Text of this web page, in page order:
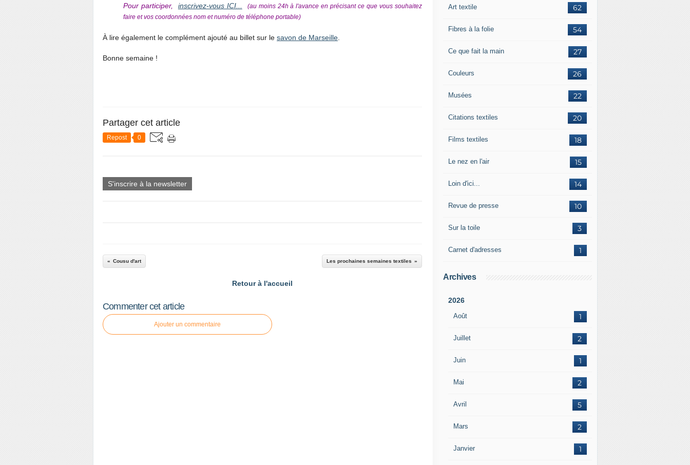
Pour participer, inscrivez-vous ICI...
(au moins 24h à l'avance en précisant ce que vous souhaitez
faire et vos coordonnées nom et numéro de téléphone portable)
À lire également le complément ajouté au billet sur le savon de Marseille.
Bonne semaine !
Partager cet article
Repost 0
S'inscrire à la newsletter
Cousu d'art Les prochaines semaines textiles
Retour à l'accueil
Commenter cet article
Ajouter un commentaire
62
Art textile
54
Fibres à la folie
27
Ce que fait la main
26
Couleurs
22
Musées
20
Citations textiles
18
Films textiles
15
Le nez en l'air
14
Loin d'ici...
10
Revue de presse
3
Sur la toile
1
Carnet d'adresses
Archives
2026
Août 1
Juillet 2
Juin 1
Mai 2
Avril 5
Mars 2
Janvier 1